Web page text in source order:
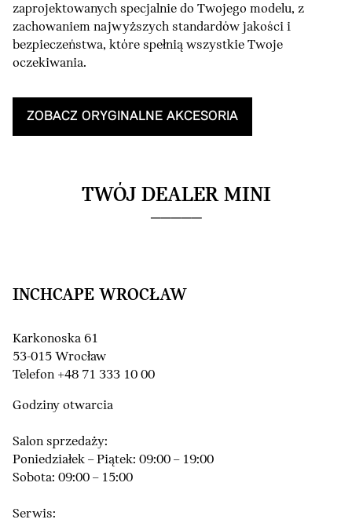
zaprojektowanych specjalnie do Twojego modelu, z
zachowaniem najwyższych standardów jakości i
bezpieczeństwa, które spełnią wszystkie Twoje
oczekiwania.
ZOBACZ ORYGINALNE AKCESORIA
TWÓJ DEALER MINI
INCHCAPE WROCŁAW
Karkonoska 61
53-015 Wrocław
Telefon +48 71 333 10 00
Godziny otwarcia
Salon sprzedaży:
Poniedziałek – Piątek: 09:00 – 19:00
Sobota: 09:00 – 15:00
Serwis: